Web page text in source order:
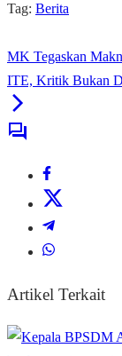
Tag: Berita
MK Tegaskan
ITE, Kritik Bukan
Artikel Terkait